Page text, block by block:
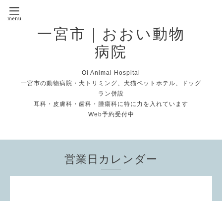
一宮市｜おおい動物
病院
Oi Animal Hospital
一宮市の動物病院・犬トリミング、犬猫ペットホテル、ドッグ
ラン併設
耳科・皮膚科・歯科・腫瘍科に特に力を入れています
Web予約受付中
営業日カレンダー